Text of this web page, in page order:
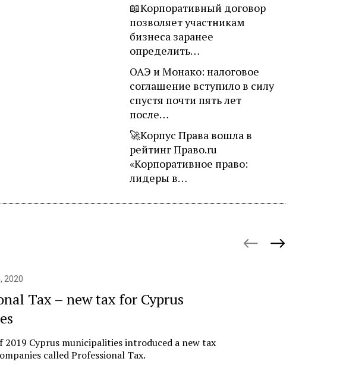
📖Корпоративный договор
позволяет участникам
бизнеса заранее
определить…
ОАЭ и Монако: налоговое
соглашение вступило в силу
спустя почти пять лет
после…
🚀Корпус Права вошла в
рейтинг Право.ru
«Корпоративное право:
лидеры в…
2020
Tax – new tax for Cyprus
2019 Cyprus municipalities introduced a new tax
called Professional Tax.